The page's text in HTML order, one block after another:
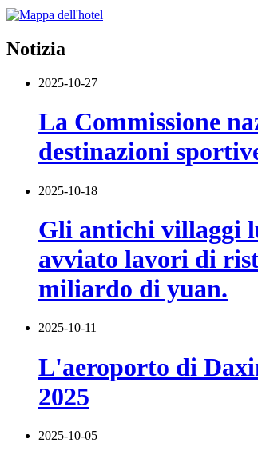
Notizia
2025-10-27
La Commissione
destinazioni
2025-10-18
Gli antichi villaggi
avviato lavori di
miliardo di yuan.
2025-10-11
L'aeroporto di
2025
2025-10-05